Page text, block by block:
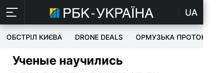
UA
ОБСТРІЛ КИЄВА DRONE DEALS ОРМУЗЬКА ПРОТОКА
Ученые научились